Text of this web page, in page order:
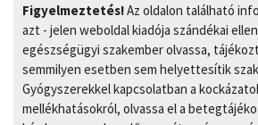
Figyelmeztetés!Az oldalon található
azt - jelen weboldal kiadója szándékai
egészségügyi szakember olvassa,
semmilyen esetben sem helyettesítik
Gyógyszerekkel kapcsolatban a
mellékhatásokról, olvassa el a